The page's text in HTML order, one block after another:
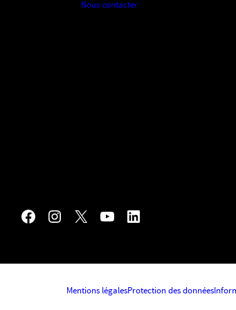
Nous contacter
Franfinance Facebook
Franfinance Instagram
Franfinance X Franfinance YoutubeFranfinance LinkedIn
Mentions légalesProtection des données